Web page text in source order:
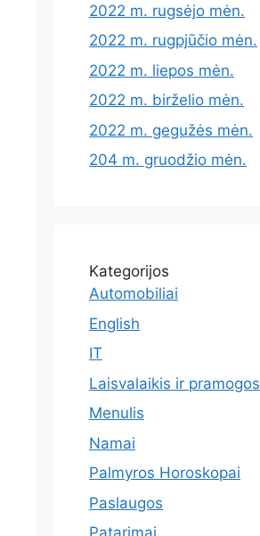
2022 m. rugsėjo mėn.
2022 m. rugpjūčio mėn.
2022 m. liepos mėn.
2022 m. birželio mėn.
2022 m. gegužės mėn.
204 m. gruodžio mėn.
Kategorijos
Automobiliai
English
IT
Laisvalaikis ir pramogos
Menulis
Namai
Palmyros Horoskopai
Paslaugos